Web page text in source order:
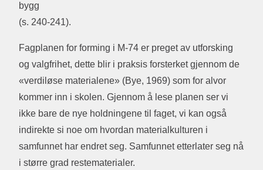
bygg
(s. 240-241).
Fagplanen for forming i M-74 er preget av utforsking
og valgfrihet, dette blir i praksis forsterket gjennom de
«verdiløse materialene» (Bye, 1969) som for alvor
kommer inn i skolen. Gjennom å lese planen ser vi
ikke bare de nye holdningene til faget, vi kan også
indirekte si noe om hvordan materialkulturen i
samfunnet har endret seg. Samfunnet etterlater seg nå
i større grad restematerialer.